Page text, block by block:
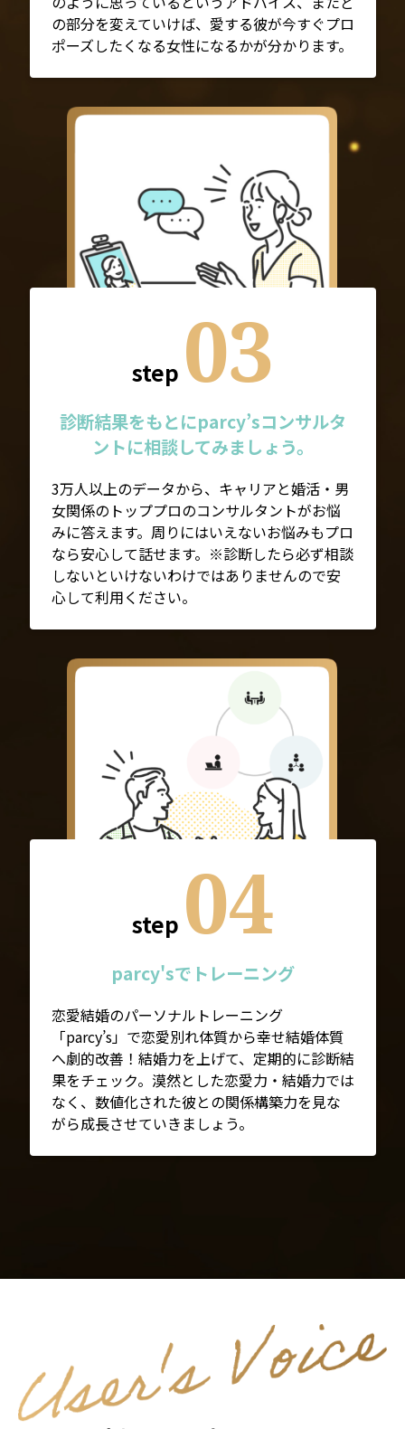
の部分を変えていけば、愛する彼が今すぐプロ
ポーズしたくなる女性になるかが分かります。
step 03
診断結果をもとにparcy’sコンサルタ
ントに相談してみましょう。
3万人以上のデータから、キャリアと婚活・男
女関係のトッププロのコンサルタントがお悩
みに答えます。周りにはいえないお悩みもプロ
なら安心して話せます。※診断したら必ず相談
しないといけないわけではありませんので安
心して利用ください。
step 04
parcy'sでトレーニング
恋愛結婚のパーソナルトレーニング
「parcy’s」で恋愛別れ体質から幸せ結婚体質
へ劇的改善！結婚力を上げて、定期的に診断結
果をチェック。漠然とした恋愛力・結婚力では
なく、数値化された彼との関係構築力を見な
がら成長させていきましょう。